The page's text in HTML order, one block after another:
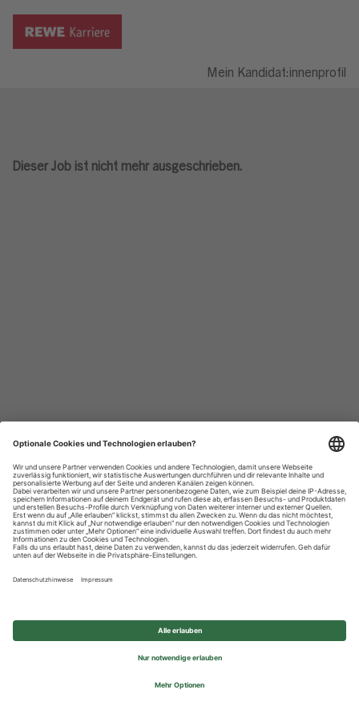
Mein Kandidat:innenprofil
Dieser Job ist nicht mehr ausgeschrieben.
Datenschutzhinweise
Impressum
Privatsphäre-Einstellungen
© 2026 REWE Group - All rights reserved